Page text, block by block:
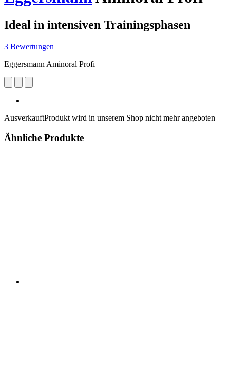
Ideal in intensiven Trainingsphasen
3 Bewertungen
Eggersmann Aminoral Profi
AusverkauftProdukt wird in unserem Shop nicht mehr angeboten
Ähnliche Produkte